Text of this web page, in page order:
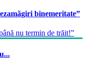
binemeritate”